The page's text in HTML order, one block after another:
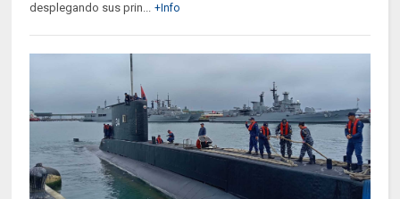
desplegando sus prin... +Info